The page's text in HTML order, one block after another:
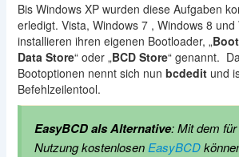
Bis Windows XP wurden diese Aufgaben
erledigt. Vista, Windows 7 , Windows 8 und
installieren ihren eigenen Bootloader, „
Data Store“ oder „BCD Store“ genannt.
Bootoptionen nennt sich nun bcdeditund
Befehlzeilentool.
EasyBCD als Alternative: Mit dem
Nutzung kostenlosen EasyBCD